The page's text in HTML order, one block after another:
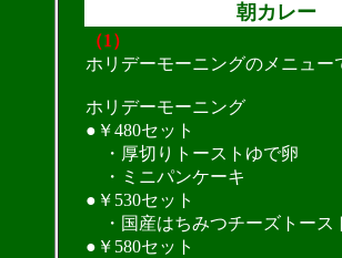
朝カレー
（1）
ホリデーモーニングのメニュー
ホリデーモーニング
●￥480セット
・厚切りトーストゆで卵
・ミニパンケーキ
●￥530セット
・国産はちみつチーズトース
●￥580セット